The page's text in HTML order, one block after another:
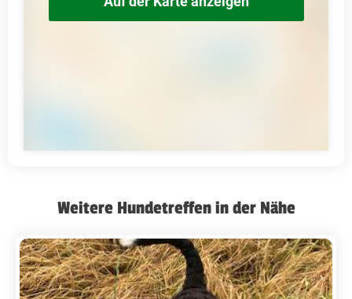
Weitere Hundetreffen in der Nähe